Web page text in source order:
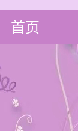
首页